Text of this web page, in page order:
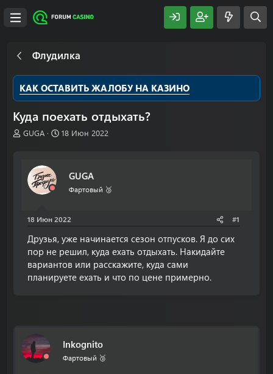
Флудилка
КАК ОСТАВИТЬ ЖАЛОБУ НА КАЗИНО
Куда поехать отдыхать?
А
ы
GUGA
Д
л
18 Июн 2022
GUGA
Фартовый 🥉
18 Июн 2022 #1
Друзья, уже начинается сезон отпусков. Я до сих
пор не решил, куда ехать отдыхать. Накидайте
вариантов или расскажите, куда сами
планируете ехать и что по цене примерно.
Inkognito
Фартовый 🥉